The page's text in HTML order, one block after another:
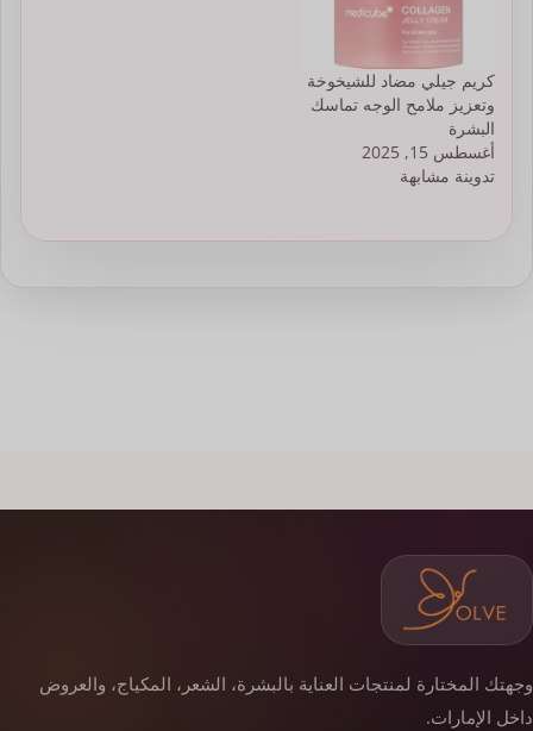
كريم جيلي مضاد للشيخوخة
وتعزيز ملامح الوجه تماسك
البشرة
أغسطس 15, 2025
تدوينة مشابهة
وجهتك المختارة لمنتجات العناية بالبشرة، الشعر، المكياج، والعروض
داخل الإمارات.